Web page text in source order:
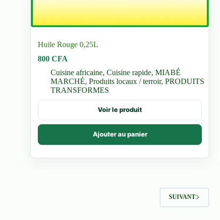
Huile Rouge 0,25L
800CFA
Cuisine africaine,Cuisine rapide,MIABÉ
MARCHÉ,Produits locaux / terroir,PRODUITS
TRANSFORMES
Voir le produit
Ajouter au panier
SUIVANT